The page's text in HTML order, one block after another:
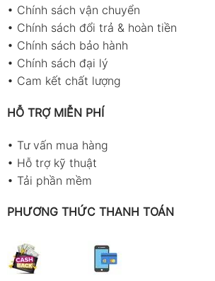
• Chính sách vận chuyển
• Chính sách đổi trả & hoàn tiền
• Chính sách bảo hành
• Chính sách đại lý
• Cam kết chất lượng
HỖ TRỢ MIỄN PHÍ
• Tư vấn mua hàng
• Hỗ trợ kỹ thuật
• Tải phần mềm
PHƯƠNG THỨC THANH TOÁN